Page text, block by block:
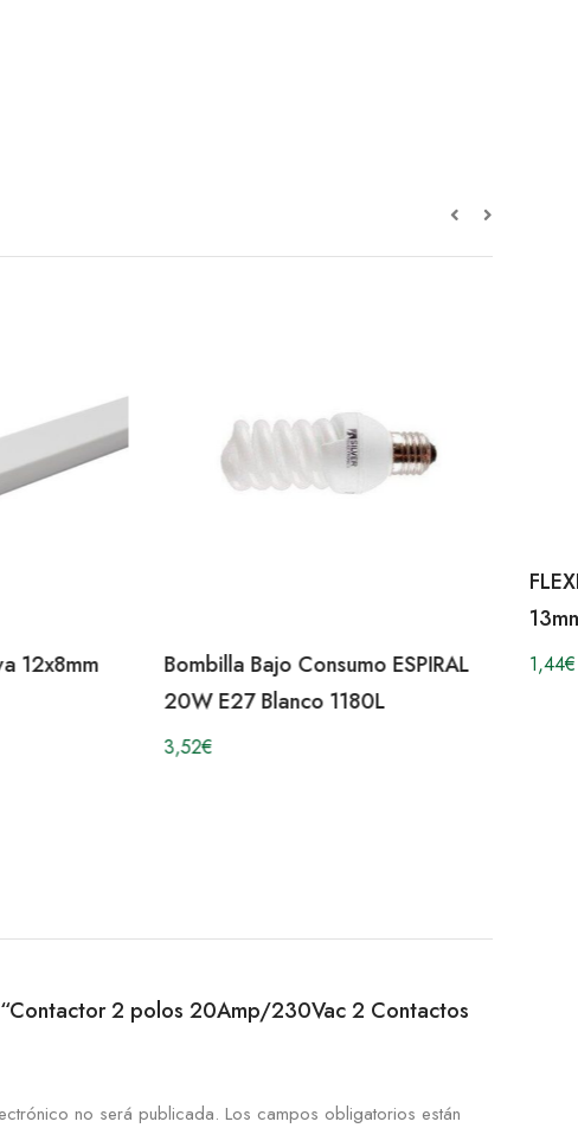
12x8mm
Bombilla Bajo Consumo ESPIRAL
20W E27 Blanco 1180L
3,52€
1,44€
2 polos 20Amp/230Vac 2 Contactos
no será publicada. Los campos obligatorios están